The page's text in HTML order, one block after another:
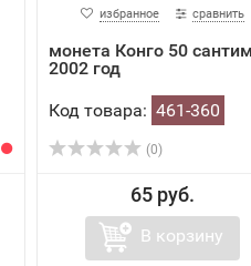
избранное сравнить
монета Конго 50
2002 год
Код товара: 461-360
(0)
65 руб.
В корзину